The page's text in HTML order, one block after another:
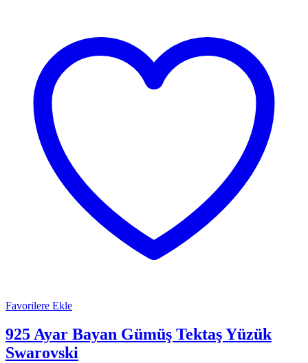
Favorilere Ekle
925 Ayar Bayan Gümüş Tektaş Yüzük
Swarovski